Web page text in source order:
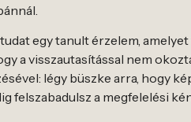
egy tanult érzelem,
a visszautasítással nem
légy büszke arra, hogy
felszabadulsz a megfelelési